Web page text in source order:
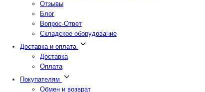
Отзывы
Блог
Вопрос-Ответ
Складское оборудование
Доставка и оплата
Доставка
Оплата
Покупателям
Обмен и возврат